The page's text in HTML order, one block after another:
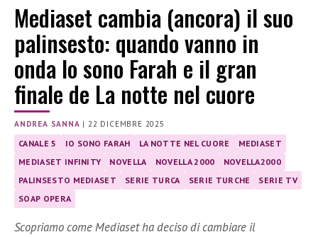
Mediaset cambia (ancora) il suo
palinsesto: quando vanno in
onda Io sono Farah e il gran
finale de La notte nel cuore
ANDREA SANNA |22 DICEMBRE 2025
CANALE 5 IO SONO FARAH LA NOTTE NEL CUORE
MEDIASET
MEDIASET INFINITY
NOVELLA NOVELLA 2000
NOVELLA2000
PALINSESTO MEDIASET
SERIE TURCA SERIE TURCHE
SERIE TV
SOAP OPERA
Scopriamo come Mediaset ha deciso di cambiare il